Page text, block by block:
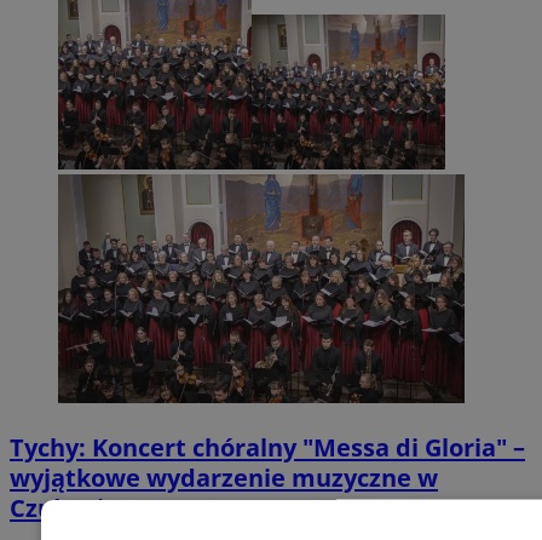
Tychy: Koncert chóralny "Messa di Gloria" –
wyjątkowe wydarzenie muzyczne w
Czułowie